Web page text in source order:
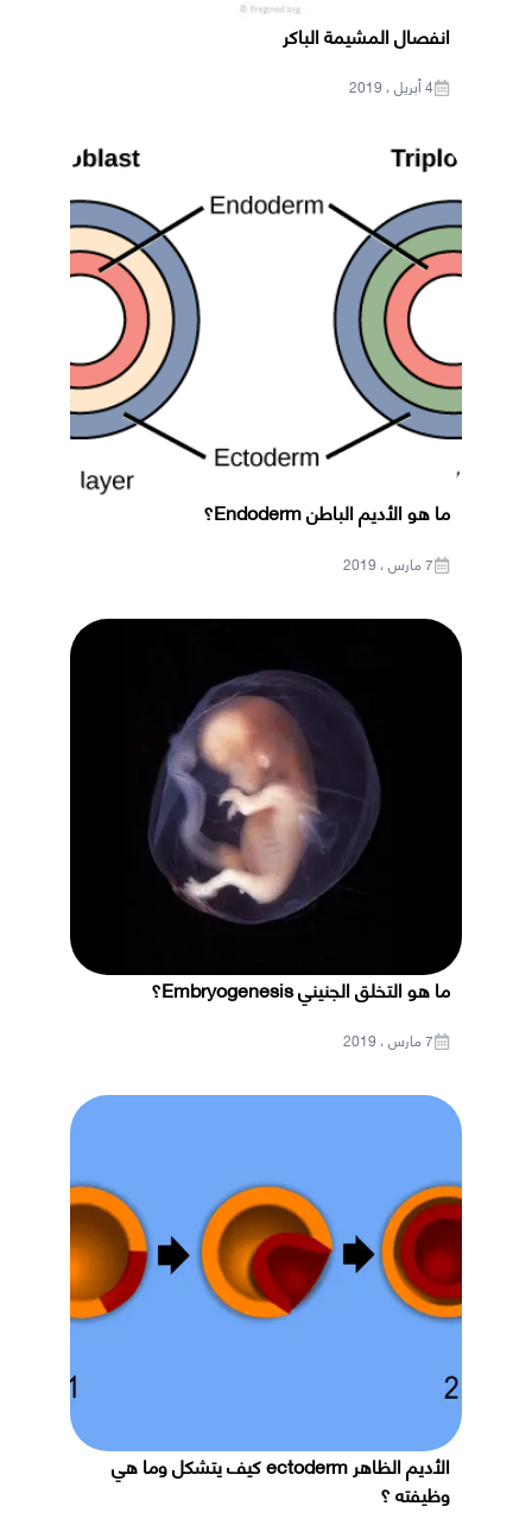
انفصال المشيمة الباكر
4 أبريل ، 2019
ما هو الأديم الباطن Endoderm؟
7 مارس ، 2019
ما هو التخلق الجنيني Embryogenesis؟
7 مارس ، 2019
الأديم الظاهر ectoderm كيف يتشكل وما هي
وظيفته ؟